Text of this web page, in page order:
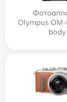
Olympus
body